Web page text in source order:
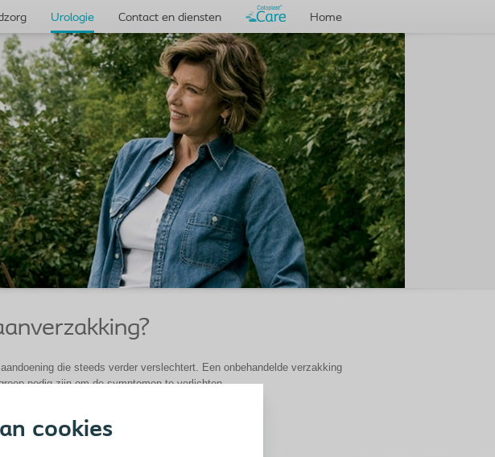
cookies
Urologie Contact en diensten Home
die steeds verder verslechtert. Een onbehandelde verzakking
nodig zijn om de symptomen te verlichten.